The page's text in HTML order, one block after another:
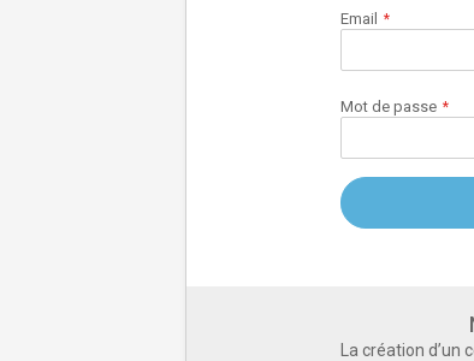
Email
Mot de passe
La création